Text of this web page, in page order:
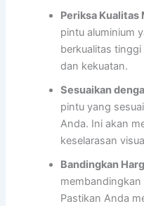
Periksa Kualitas
pintu aluminium
berkualitas
dan kekuatan.
Sesuaikan
pintu yang
Anda. Ini akan
keselarasan
Bandingkan
membandingkan
Pastikan Anda